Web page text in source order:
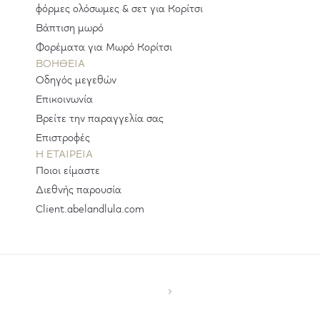
φόρμες ολόσωμες & σετ για Κορίτσι
Βάπτιση μωρό
Φορέματα για Μωρό Κορίτσι
ΒΟΗΘΕΙΑ
Οδηγός μεγεθών
Επικοινωνία
Βρείτε την παραγγελία σας
Επιστροφές
H ΕΤΑΙΡΕΊΑ
Ποιοι είμαστε
Διεθνής παρουσία
Client.abelandlula.com